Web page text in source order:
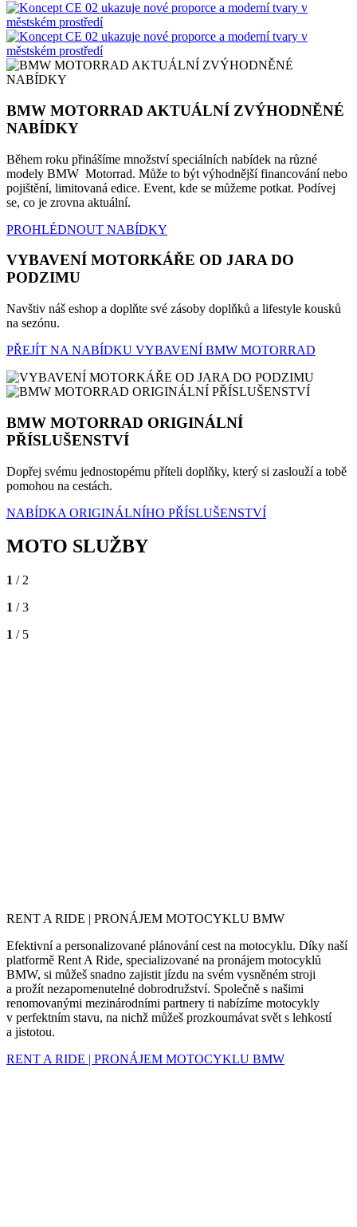
BMW MOTORRAD AKTUÁLNÍ ZVÝHODNĚNÉ
NABÍDKY
Během roku přinášíme množství speciálních nabídek na různé
modely BMW Motorrad. Může to být výhodnější financování nebo
pojištění, limitovaná edice. Event, kde se můžeme potkat. Podívej
se, co je zrovna aktuální.
PROHLÉDNOUT NABÍDKY
VYBAVENÍ MOTORKÁŘE OD JARA DO
PODZIMU
Navštiv náš eshop a doplňte své zásoby doplňků a lifestyle kousků
na sezónu.
PŘEJÍT NA NABÍDKU VYBAVENÍ BMW MOTORRAD
BMW MOTORRAD ORIGINÁLNÍ
PŘÍSLUŠENSTVÍ
Dopřej svému jednostopému příteli doplňky, který si zaslouží a tobě
pomohou na cestách.
NABÍDKA ORIGINÁLNÍHO PŘÍSLUŠENSTVÍ
MOTO SLUŽBY
1 / 2
1 / 3
1 / 5
RENT A RIDE | PRONÁJEM MOTOCYKLU BMW
Efektivní a personalizované plánování cest na motocyklu. Díky naší
platformě Rent A Ride, specializované na pronájem motocyklů
BMW, si můžeš snadno zajistit jízdu na svém vysněném stroji
a prožít nezapomenutelné dobrodružství. Společně s našimi
renomovanými mezinárodními partnery ti nabízíme motocykly
v perfektním stavu, na nichž můžeš prozkoumávat svět s lehkostí
a jistotou.
RENT A RIDE | PRONÁJEM MOTOCYKLU BMW